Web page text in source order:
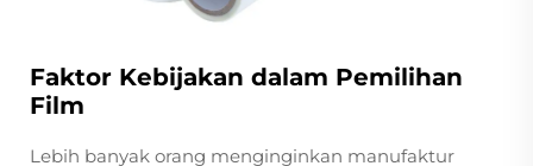
Faktor Kebijakan dalam Pemilihan
Film
Lebih banyak orang menginginkan manufaktur